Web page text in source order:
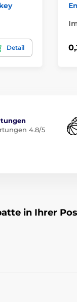
Detail
4.8/5
in Ihrer